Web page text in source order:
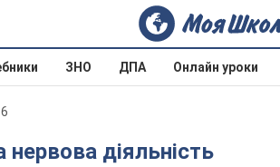
ЗНО ДПА Онлайн уроки
діяльність